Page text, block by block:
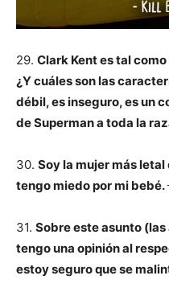
29. Clark Kent es tal
¿Y cuáles son las
débil, es inseguro, es un
de Superman a toda la
30. Soyla mujer más letal
tengo miedo por mi bebé.
31. Sobre este asunto (las
tengo una opinión al
estoy seguro que se